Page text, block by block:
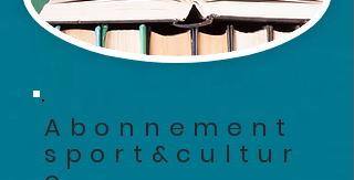
Abonnement
sport&cultur